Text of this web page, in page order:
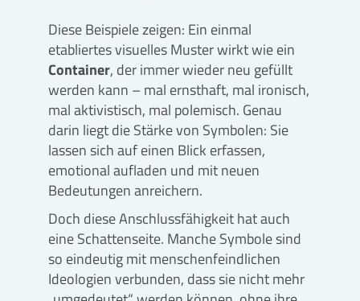
Diese Beispiele zeigen: Ein einmal
etabliertes visuelles Muster wirkt wie ein
Container, der immer wieder neu gefüllt
werden kann – mal ernsthaft, mal ironisch,
mal aktivistisch, mal polemisch. Genau
darin liegt die Stärke von Symbolen: Sie
lassen sich auf einen Blick erfassen,
emotional aufladen und mit neuen
Bedeutungen anreichern.
Doch diese Anschlussfähigkeit hat auch
eine Schattenseite. Manche Symbole sind
so eindeutig mit menschenfeindlichen
Ideologien verbunden, dass sie nicht mehr